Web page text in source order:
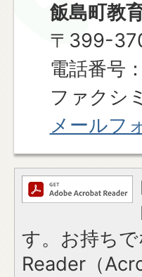
飯島町教
〒399-
電話番号
ファクシ
メールフ
す。お持ち
Reader（